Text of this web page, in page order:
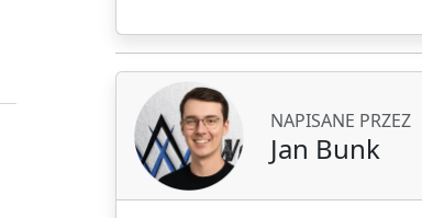
NAPISANE PRZEZ
Jan Bunk